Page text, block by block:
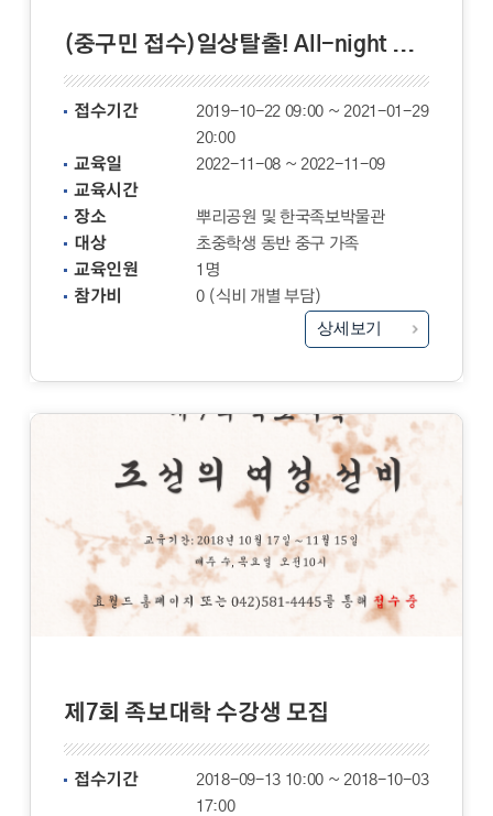
(중구민 접수)일상탈출! All-night MUSEUM
접수기간
2019-10-22 09:00 ~ 2021-01-29
20:00
교육일
2022-11-08 ~ 2022-11-09
교육시간
장소
뿌리공원 및 한국족보박물관
대상
초중학생 동반 중구 가족
교육인원
1명
참가비
0 (식비 개별 부담)
상세보기
제7회 족보대학 수강생 모집
접수기간
2018-09-13 10:00 ~ 2018-10-03
17:00